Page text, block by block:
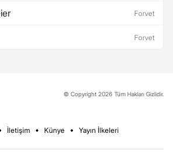
Forvet
Forvet
© Copyright 2026 Tüm Hakları Gizlidir.
İletişim Künye Yayın İlkeleri